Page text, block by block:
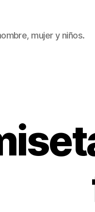
mujer y niños.